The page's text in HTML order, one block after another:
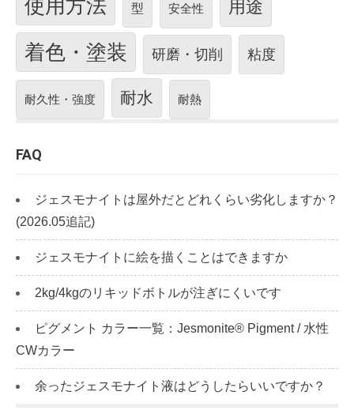
使用方法 型 安全性 用途
着色・塗装 研磨・切削 粘度
耐久性・強度 耐水 耐熱
FAQ
ジェスモナイトは屋外だとどれくらい劣化しますか？
(2026.05追記)
ジェスモナイトに絵を描くことはできますか
2kg/4kgのリキッドボトルが注ぎにくいです
ピグメント カラー一覧：Jesmonite® Pigment / 水性
CWカラー
余ったジェスモナイト液はどうしたらいいですか？